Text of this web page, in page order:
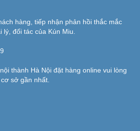
hàng, tiếp nhận phản hồi thắc mắc
lý, đối tác của Kún Miu.
thành Hà Nội đặt hàng online vui lòng
sở gần nhất.